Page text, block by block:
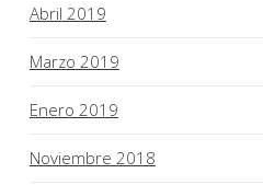
Abril 2019
Marzo 2019
Enero 2019
Noviembre 2018